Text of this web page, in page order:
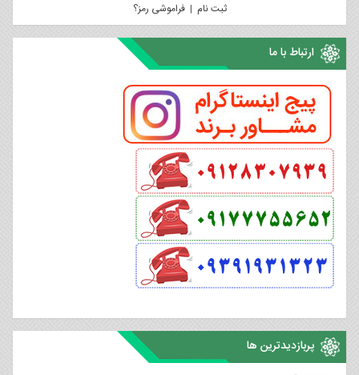
ثبت نام |فراموشی رمز؟
ارتباط با ما
پربازدیدترین ها